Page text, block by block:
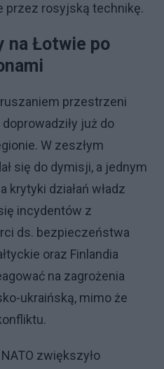
przez rosyjską technikę.
na Łotwie po
przestrzeni
już do
W zeszłym
się do dymisji, a jednym
krytyki działań władz
incydentów z
ds. bezpieczeństwa
oraz Finlandia
na zagrożenia
ukraińską, mimo że
zwiększyło